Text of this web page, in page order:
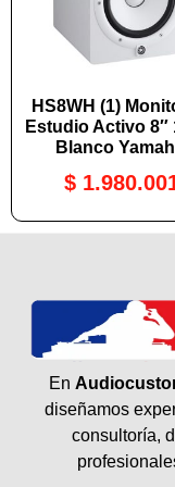
HS8WH (1)
Estudio Activo 8″
Blanco
$
En
diseñamos
consultoría,